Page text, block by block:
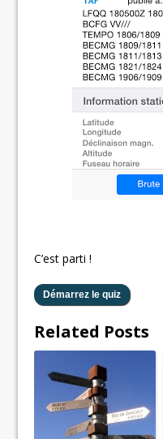
C’est parti !
Related Posts